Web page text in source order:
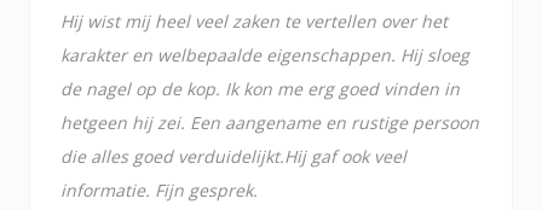
Hij wist mij heel veel zaken te vertellen over het
karakter en welbepaalde eigenschappen. Hij sloeg
de nagel op de kop. Ik kon me erg goed vinden in
hetgeen hij zei. Een aangename en rustige persoon
die alles goed verduidelijkt.Hij gaf ook veel
informatie. Fijn gesprek.